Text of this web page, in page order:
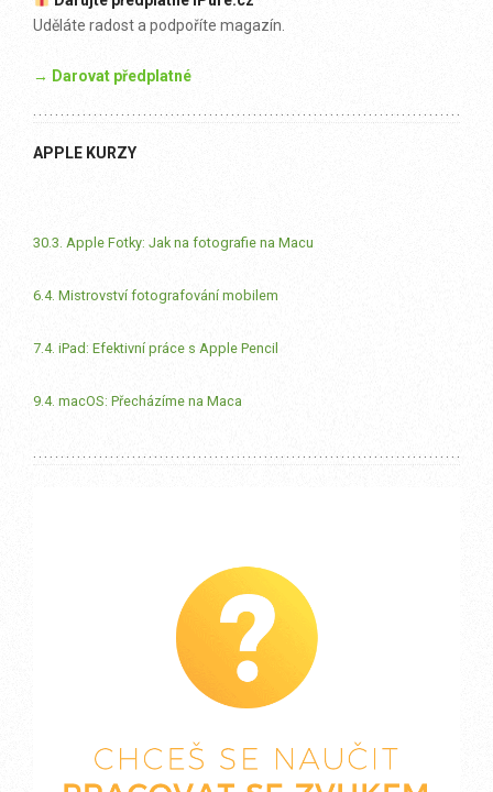
Uděláte radost a podpoříte magazín.
→ Darovat předplatné
APPLE KURZY
30.3. Apple Fotky: Jak na fotografie na Macu
6.4. Mistrovství fotografování mobilem
7.4. iPad: Efektivní práce s Apple Pencil
9.4. macOS: Přecházíme na Maca